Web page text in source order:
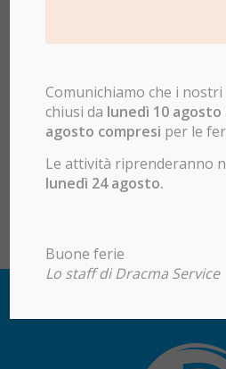
Comunichiamo che i
chiusi da lunedì 10 agosto
agosto compresi per le
Le attività riprenderanno
lunedì 24 agosto.
Buone ferie
Lo staff di Dracma Service